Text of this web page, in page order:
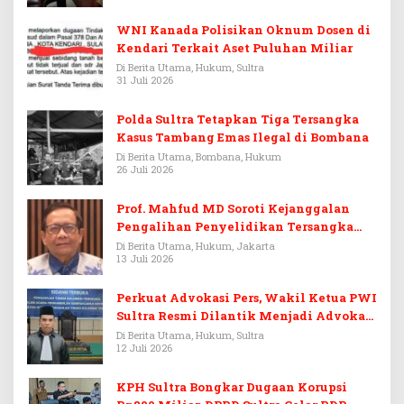
WNI Kanada Polisikan Oknum Dosen di
Kendari Terkait Aset Puluhan Miliar
Di Berita Utama, Hukum, Sultra
31 Juli 2026
Polda Sultra Tetapkan Tiga Tersangka
Kasus Tambang Emas Ilegal di Bombana
Di Berita Utama, Bombana, Hukum
26 Juli 2026
Prof. Mahfud MD Soroti Kejanggalan
Pengalihan Penyelidikan Tersangka
Febrie Adriansyah
Di Berita Utama, Hukum, Jakarta
13 Juli 2026
Perkuat Advokasi Pers, Wakil Ketua PWI
Sultra Resmi Dilantik Menjadi Advokat
PERADI
Di Berita Utama, Hukum, Sultra
12 Juli 2026
KPH Sultra Bongkar Dugaan Korupsi